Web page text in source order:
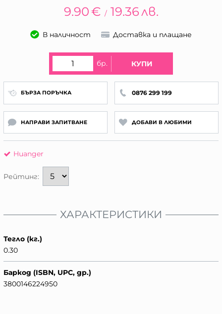
9.90€ / 19.36лв.
В наличност Доставка и плащане
бр. КУПИ
БЪРЗА ПОРЪЧКА 0876 299 199
НАПРАВИ ЗАПИТВАНЕ ДОБАВИ В ЛЮБИМИ
Huanger
Рейтинг:
ХАРАКТЕРИСТИКИ
Тегло (кг.)
0.30
Баркод (ISBN, UPC, др.)
3800146224950